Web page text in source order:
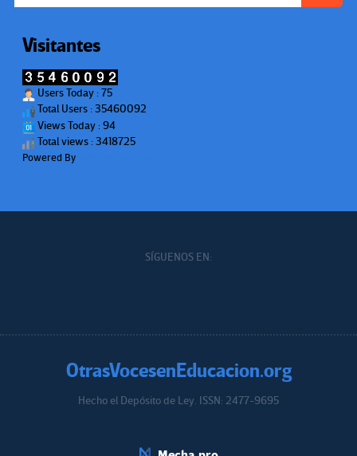
Visitantes
Users Today : 75
Total Users : 35460092
Views Today : 94
Total views : 3418725
Powered By
SÍGUENOS EN:
OtrasVocesenEducacion.org
Hecho el Depósito de Ley. ISSN: 2477-9695